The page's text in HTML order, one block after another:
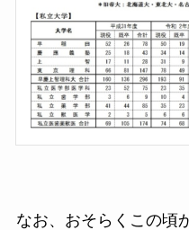
なお、おそらくこの頃